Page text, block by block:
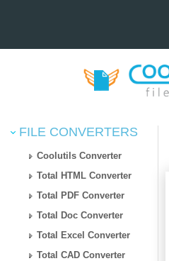
FILE CONVERTERS
Coolutils Converter
Total HTML Converter
Total PDF Converter
Total Doc Converter
Total Excel Converter
Total CAD Converter